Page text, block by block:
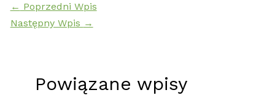
← Poprzedni Wpis
Następny Wpis →
Powiązane wpisy